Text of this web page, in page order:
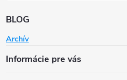
BLOG
Archív
Informácie pre vás